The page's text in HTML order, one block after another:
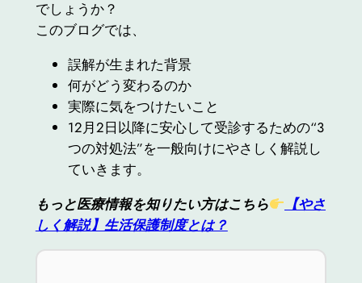
でしょうか？
このブログでは、
誤解が生まれた背景
何がどう変わるのか
実際に気をつけたいこと
12月2日以降に安心して受診するための“3
つの対処法”を一般向けにやさしく解説し
ていきます。
もっと医療情報を知りたい方はこちら
【やさ
しく解説】生活保護制度とは？